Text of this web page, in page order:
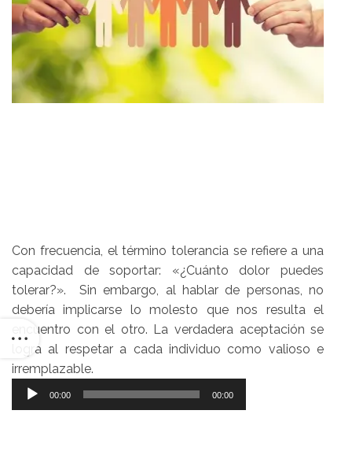
Con frecuencia, el término tolerancia se refiere a una
capacidad de soportar: «¿Cuánto dolor puedes
tolerar?». Sin embargo, al hablar de personas, no
debería implicarse lo molesto que nos resulta el
encuentro con el otro. La verdadera aceptación se
logra al respetar a cada individuo como valioso e
irremplazable.
Reproductor
de
00:00 00:00